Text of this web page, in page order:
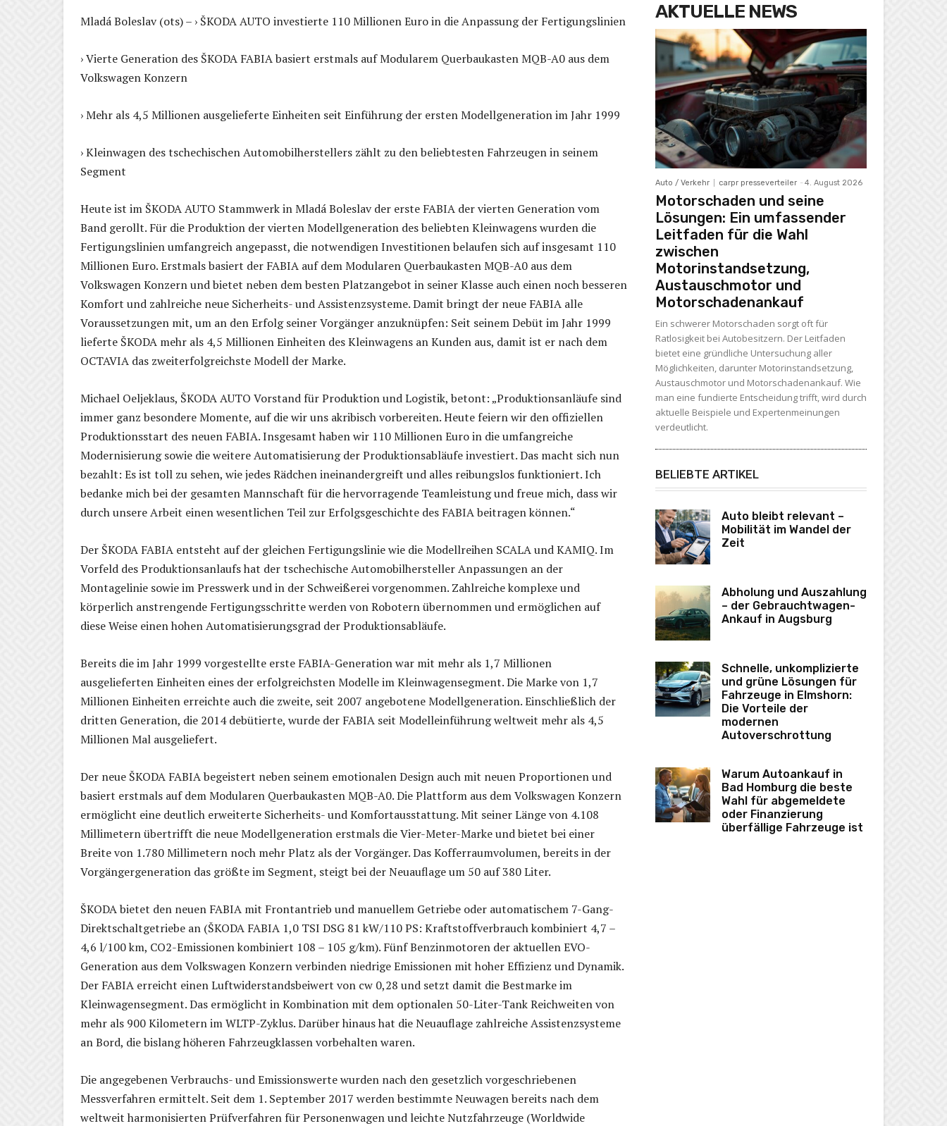
Mladá Boleslav (ots) – › ŠKODA AUTO investierte 110 Millionen Euro in die Anpassung der Fertigungslinien
› Vierte Generation des ŠKODA FABIA basiert erstmals auf Modularem Querbaukasten MQB-A0 aus dem
Volkswagen Konzern
› Mehr als 4,5 Millionen ausgelieferte Einheiten seit Einführung der ersten Modellgeneration im Jahr 1999
› Kleinwagen des tschechischen Automobilherstellers zählt zu den beliebtesten Fahrzeugen in seinem
Segment
Heute ist im ŠKODA AUTO Stammwerk in Mladá Boleslav der erste FABIA der vierten Generation vom
Band gerollt. Für die Produktion der vierten Modellgeneration des beliebten Kleinwagens wurden die
Fertigungslinien umfangreich angepasst, die notwendigen Investitionen belaufen sich auf insgesamt 110
Millionen Euro. Erstmals basiert der FABIA auf dem Modularen Querbaukasten MQB-A0 aus dem
Volkswagen Konzern und bietet neben dem besten Platzangebot in seiner Klasse auch einen noch besseren
Komfort und zahlreiche neue Sicherheits- und Assistenzsysteme. Damit bringt der neue FABIA alle
Voraussetzungen mit, um an den Erfolg seiner Vorgänger anzuknüpfen: Seit seinem Debüt im Jahr 1999
lieferte ŠKODA mehr als 4,5 Millionen Einheiten des Kleinwagens an Kunden aus, damit ist er nach dem
OCTAVIA das zweiterfolgreichste Modell der Marke.
Michael Oeljeklaus, ŠKODA AUTO Vorstand für Produktion und Logistik, betont: „Produktionsanläufe sind
immer ganz besondere Momente, auf die wir uns akribisch vorbereiten. Heute feiern wir den offiziellen
Produktionsstart des neuen FABIA. Insgesamt haben wir 110 Millionen Euro in die umfangreiche
Modernisierung sowie die weitere Automatisierung der Produktionsabläufe investiert. Das macht sich nun
bezahlt: Es ist toll zu sehen, wie jedes Rädchen ineinandergreift und alles reibungslos funktioniert. Ich
bedanke mich bei der gesamten Mannschaft für die hervorragende Teamleistung und freue mich, dass wir
durch unsere Arbeit einen wesentlichen Teil zur Erfolgsgeschichte des FABIA beitragen können.“
Der ŠKODA FABIA entsteht auf der gleichen Fertigungslinie wie die Modellreihen SCALA und KAMIQ. Im
Vorfeld des Produktionsanlaufs hat der tschechische Automobilhersteller Anpassungen an der
Montagelinie sowie im Presswerk und in der Schweißerei vorgenommen. Zahlreiche komplexe und
körperlich anstrengende Fertigungsschritte werden von Robotern übernommen und ermöglichen auf
diese Weise einen hohen Automatisierungsgrad der Produktionsabläufe.
Bereits die im Jahr 1999 vorgestellte erste FABIA-Generation war mit mehr als 1,7 Millionen
ausgelieferten Einheiten eines der erfolgreichsten Modelle im Kleinwagensegment. Die Marke von 1,7
Millionen Einheiten erreichte auch die zweite, seit 2007 angebotene Modellgeneration. Einschließlich der
dritten Generation, die 2014 debütierte, wurde der FABIA seit Modelleinführung weltweit mehr als 4,5
Millionen Mal ausgeliefert.
Der neue ŠKODA FABIA begeistert neben seinem emotionalen Design auch mit neuen Proportionen und
basiert erstmals auf dem Modularen Querbaukasten MQB-A0. Die Plattform aus dem Volkswagen Konzern
ermöglicht eine deutlich erweiterte Sicherheits- und Komfortausstattung. Mit seiner Länge von 4.108
Millimetern übertrifft die neue Modellgeneration erstmals die Vier-Meter-Marke und bietet bei einer
Breite von 1.780 Millimetern noch mehr Platz als der Vorgänger. Das Kofferraumvolumen, bereits in der
Vorgängergeneration das größte im Segment, steigt bei der Neuauflage um 50 auf 380 Liter.
ŠKODA bietet den neuen FABIA mit Frontantrieb und manuellem Getriebe oder automatischem 7-Gang-
Direktschaltgetriebe an (ŠKODA FABIA 1,0 TSI DSG 81 kW/110 PS: Kraftstoffverbrauch kombiniert 4,7 –
4,6 l/100 km, CO2-Emissionen kombiniert 108 – 105 g/km). Fünf Benzinmotoren der aktuellen EVO-
Generation aus dem Volkswagen Konzern verbinden niedrige Emissionen mit hoher Effizienz und Dynamik.
Der FABIA erreicht einen Luftwiderstandsbeiwert von cw 0,28 und setzt damit die Bestmarke im
Kleinwagensegment. Das ermöglicht in Kombination mit dem optionalen 50-Liter-Tank Reichweiten von
mehr als 900 Kilometern im WLTP-Zyklus. Darüber hinaus hat die Neuauflage zahlreiche Assistenzsysteme
an Bord, die bislang höheren Fahrzeugklassen vorbehalten waren.
Die angegebenen Verbrauchs- und Emissionswerte wurden nach den gesetzlich vorgeschriebenen
Messverfahren ermittelt. Seit dem 1. September 2017 werden bestimmte Neuwagen bereits nach dem
weltweit harmonisierten Prüfverfahren für Personenwagen und leichte Nutzfahrzeuge (Worldwide
AKTUELLE NEWS
Auto / Verkehr carpr presseverteiler - 4. August 2026
Motorschaden und seine
Lösungen: Ein umfassender
Leitfaden für die Wahl
zwischen
Motorinstandsetzung,
Austauschmotor und
Motorschadenankauf
Ein schwerer Motorschaden sorgt oft für
Ratlosigkeit bei Autobesitzern. Der Leitfaden
bietet eine gründliche Untersuchung aller
Möglichkeiten, darunter Motorinstandsetzung,
Austauschmotor und Motorschadenankauf. Wie
man eine fundierte Entscheidung trifft, wird durch
aktuelle Beispiele und Expertenmeinungen
verdeutlicht.
BELIEBTE ARTIKEL
Auto bleibt relevant –
Mobilität im Wandel der
Zeit
Abholung und Auszahlung
– der Gebrauchtwagen-
Ankauf in Augsburg
Schnelle, unkomplizierte
und grüne Lösungen für
Fahrzeuge in Elmshorn:
Die Vorteile der
modernen
Autoverschrottung
Warum Autoankauf in
Bad Homburg die beste
Wahl für abgemeldete
oder Finanzierung
überfällige Fahrzeuge ist